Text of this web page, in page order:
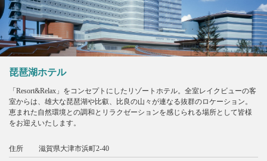
琵琶湖ホテル
「Resort&Relax」をコンセプトにしたリゾートホテル。全室レイクビューの客
室からは、雄大な琵琶湖や比叡、比良の山々が連なる抜群のロケーション。
恵まれた自然環境との調和とリラクゼーションを感じられる場所として皆様
をお迎えいたします。
住所 滋賀県大津市浜町2-40